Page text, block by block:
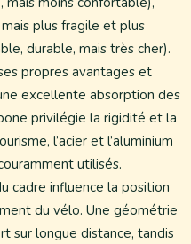
plus fragile et plus
durable, mais très cher).
propres avantages et
excellente absorption des
privilégie la rigidité et la
l’acier et l’aluminium
utilisés.
cadre influence la position
du vélo. Une géométrie
sur longue distance, tandis